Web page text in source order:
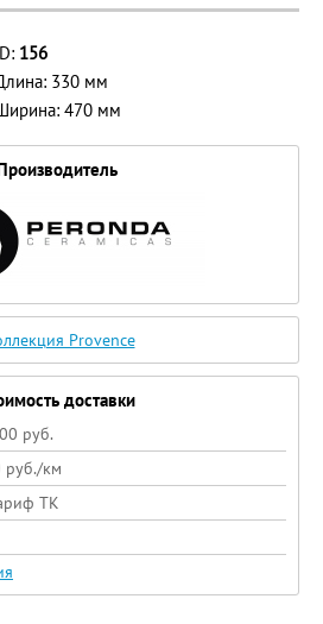
156
330 мм
470 мм
Provence
доставки
руб.
км
ТК